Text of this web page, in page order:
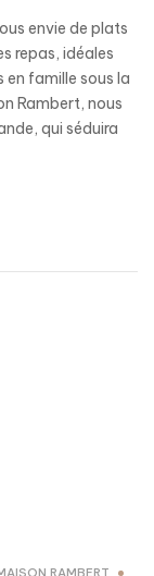
envie de plats
repas, idéales
en famille sous la
Rambert, nous
qui séduira
RAMBERT